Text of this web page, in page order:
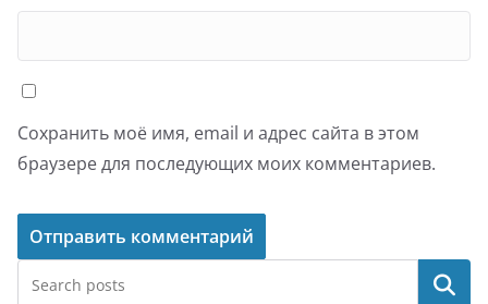
Сохранить моё имя, email и адрес сайта в этом
браузере для последующих моих комментариев.
Поиск